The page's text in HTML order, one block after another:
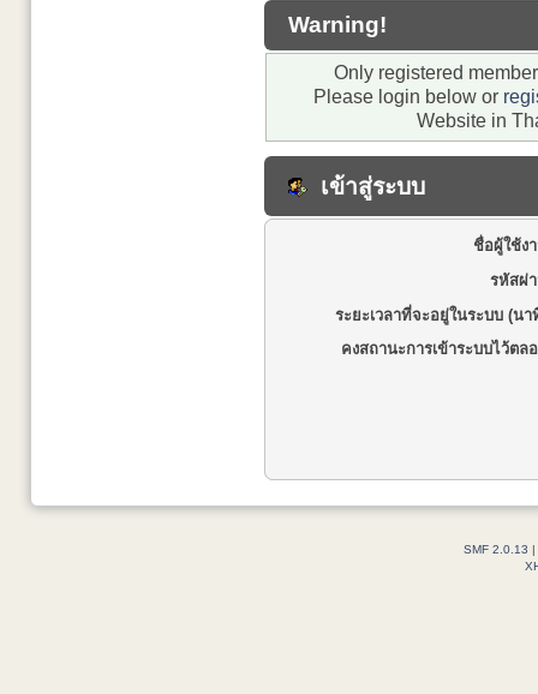
Warning!
Only registered
Please login below or
Website in
เข้าสู่ระบบ
ชื่อผู้ใช้ง
รหัสผ่
ระยะเวลาที่จะอยู่ในระบบ (นา
คงสถานะการเข้าระบบไว้ตล
SMF 2.0.13 |